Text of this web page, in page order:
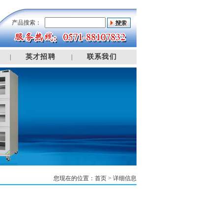
产品搜索：
英才招聘 联系我们
您现在的位置： 首页> 详细信息